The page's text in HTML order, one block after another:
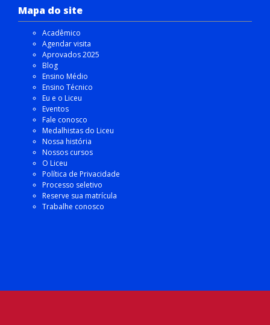
Mapa do site
Acadêmico
Agendar visita
Aprovados 2025
Blog
Ensino Médio
Ensino Técnico
Eu e o Liceu
Eventos
Fale conosco
Medalhistas do Liceu
Nossa história
Nossos cursos
O Liceu
Política de Privacidade
Processo seletivo
Reserve sua matrícula
Trabalhe conosco